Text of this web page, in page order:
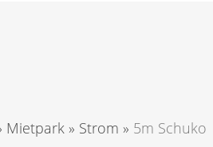
Mietpark » Strom » 5m Schuko